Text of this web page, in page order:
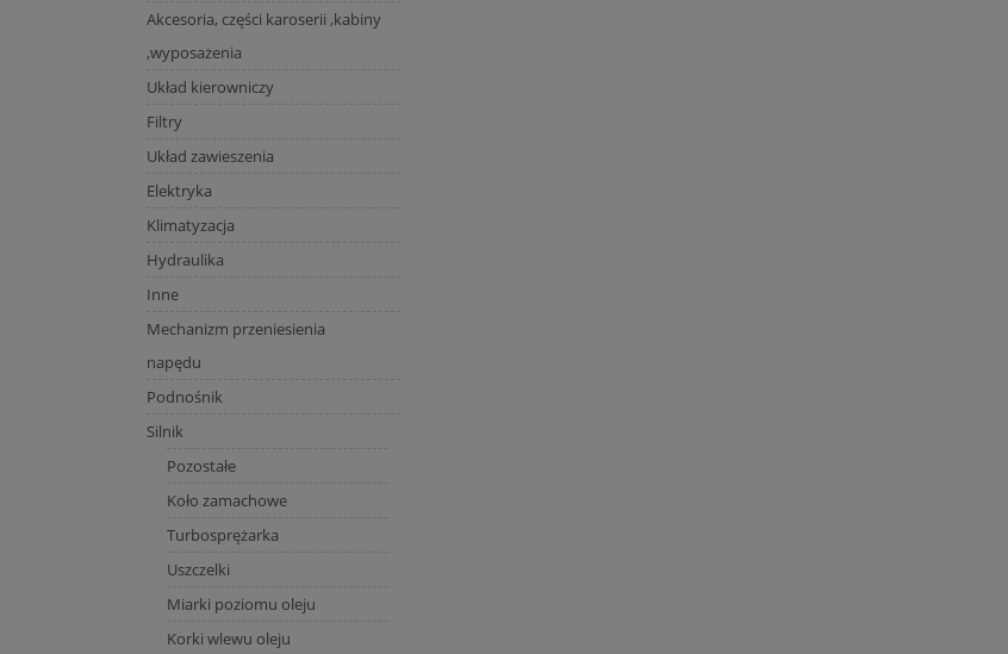
Akcesoria, części karoserii ,kabiny
,wyposażenia
Układ kierowniczy
Filtry
Układ zawieszenia
Elektryka
Klimatyzacja
Hydraulika
Inne
Mechanizm przeniesienia
napędu
Podnośnik
Silnik
Pozostałe
Koło zamachowe
Turbosprężarka
Uszczelki
Miarki poziomu oleju
Korki wlewu oleju